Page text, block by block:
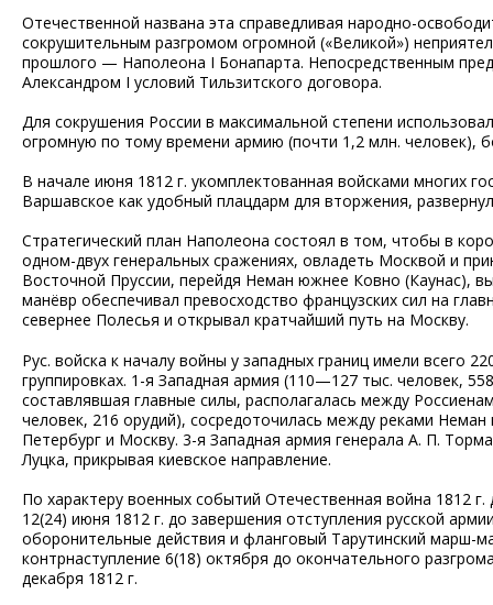
Отечественной названа эта справедливая народно-
сокрушительным разгромом огромной («Великой»)
прошлого — Наполеона I Бонапарта. Непосредственным
Александром I условий Тильзитского договора.
Для сокрушения России в максимальной степени
огромную по тому времени армию (почти 1,2 млн. человек),
В начале июня 1812 г. укомплектованная войсками многих
Варшавское как удобный плацдарм для вторжения,
Стратегический план Наполеона состоял в том, чтобы в
одном-двух генеральных сражениях, овладеть Москвой и
Восточной Пруссии, перейдя Неман южнее Ковно (Каунас),
манёвр обеспечивал превосходство французских сил на
севернее Полесья и открывал кратчайший путь на Москву.
Рус. войска к началу войны у западных границ имели всего
группировках. 1-я Западная армия (110—127 тыс. человек,
составлявшая главные силы, располагалась между
человек, 216 орудий), сосредоточилась между реками
Петербург и Москву. 3-я Западная армия генерала А. П.
Луцка, прикрывая киевское направление.
По характеру военных событий Отечественная война 1812
12(24) июня 1812 г. до завершения отступления русской
оборонительные действия и фланговый Тарутинский марш-
контрнаступление 6(18) октября до окончательного
декабря 1812 г.